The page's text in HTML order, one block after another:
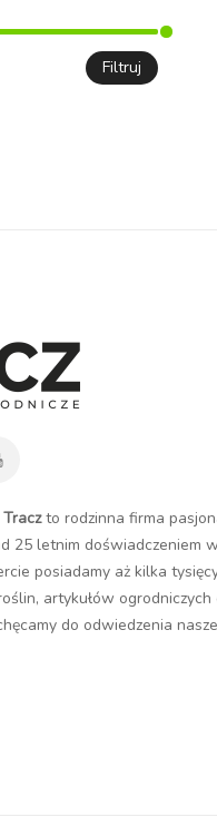
Filtruj
to rodzinna firma
25 letnim doświadczeniem w
posiadamy aż kilka
artykułów ogrodniczych
do odwiedzenia